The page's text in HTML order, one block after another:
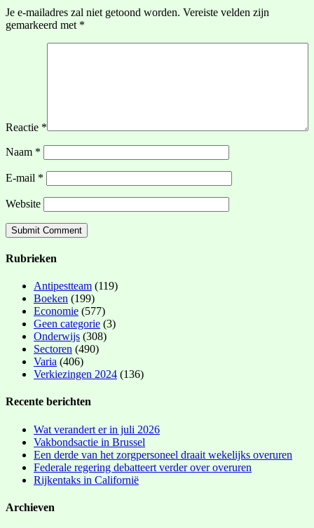
Je e-mailadres zal niet getoond worden. Vereiste velden zijn
gemarkeerd met *
Reactie *
Naam *
E-mail *
Website
Rubrieken
Antipestteam (119)
Boeken (199)
Economie (577)
Geen categorie (3)
Onderwijs (308)
Sectoren (490)
Varia (406)
Verkiezingen 2024 (136)
Recente berichten
Wat verandert er in juli 2026
Vakbondsactie in Brussel
Een derde van het zorgpersoneel draait wekelijks overuren
Federale regering debatteert verder over overuren
Rijkentaks in Californië
Archieven